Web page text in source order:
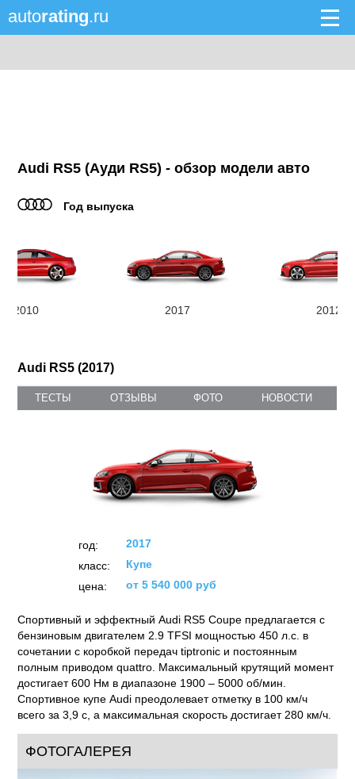
autorating.ru
Audi RS5 (Ауди RS5) - обзор модели авто
Год выпуска
2010 2017 2012
Audi RS5 (2017)
ТЕСТЫ ОТЗЫВЫ ФОТО НОВОСТИ
год:
2017
класс:
Купе
цена:
от 5 540 000 руб
Спортивный и эффектный Audi RS5 Coupe предлагается с
бензиновым двигателем 2.9 TFSI мощностью 450 л.с. в
сочетании с коробкой передач tiptronic и постоянным
полным приводом quattro. Максимальный крутящий момент
достигает 600 Нм в диапазоне 1900 – 5000 об/мин.
Спортивное купе Audi преодолевает отметку в 100 км/ч
всего за 3,9 с, а максимальная скорость достигает 280 км/ч.
ФОТОГАЛЕРЕЯ